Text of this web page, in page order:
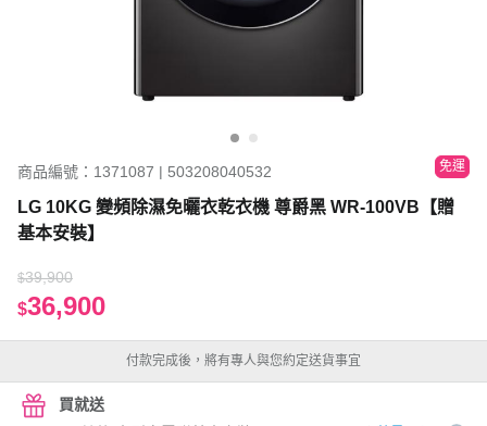
商品編號：1371087 | 503208040532 免運
LG 10KG 變頻除濕免曬衣乾衣機 尊爵黑 WR-100VB【贈
基本安裝】
$39,900
$36,900
付款完成後，將有專人與您約定送貨事宜
買就送